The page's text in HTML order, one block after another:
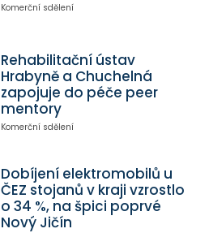
Komerční sdělení
Rehabilitační ústav
Hrabyně a Chuchelná
zapojuje do péče peer
mentory
Komerční sdělení
Dobíjení elektromobilů u
ČEZ stojanů v kraji vzrostlo
o 34 %, na špici poprvé
Nový Jičín